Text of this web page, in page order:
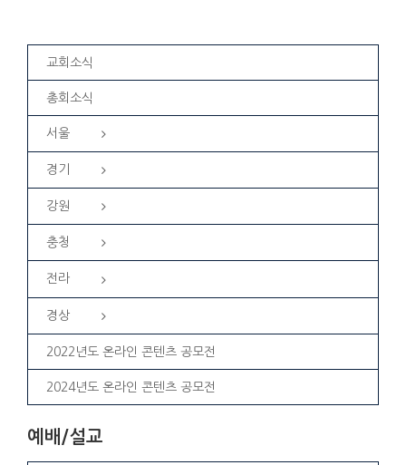
교회소식
총회소식
서울
경기
강원
충청
전라
경상
2022년도 온라인 콘텐츠 공모전
2024년도 온라인 콘텐츠 공모전
예배/설교